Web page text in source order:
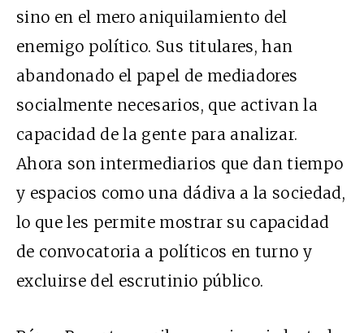
sino en el mero aniquilamiento del
enemigo político. Sus titulares, han
abandonado el papel de mediadores
socialmente necesarios, que activan la
capacidad de la gente para analizar.
Ahora son intermediarios que dan tiempo
y espacios como una dádiva a la sociedad,
lo que les permite mostrar su capacidad
de convocatoria a políticos en turno y
excluirse del escrutinio público.